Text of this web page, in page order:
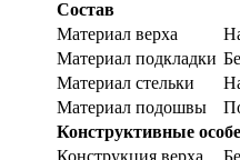
Состав
Материал верха
Материал подкладки
Материал стельки
Материал подошвы
Конструктивные